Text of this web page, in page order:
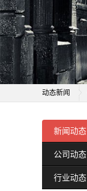
动态新闻
新闻动态
公司动态
行业动态
家
具
新
中